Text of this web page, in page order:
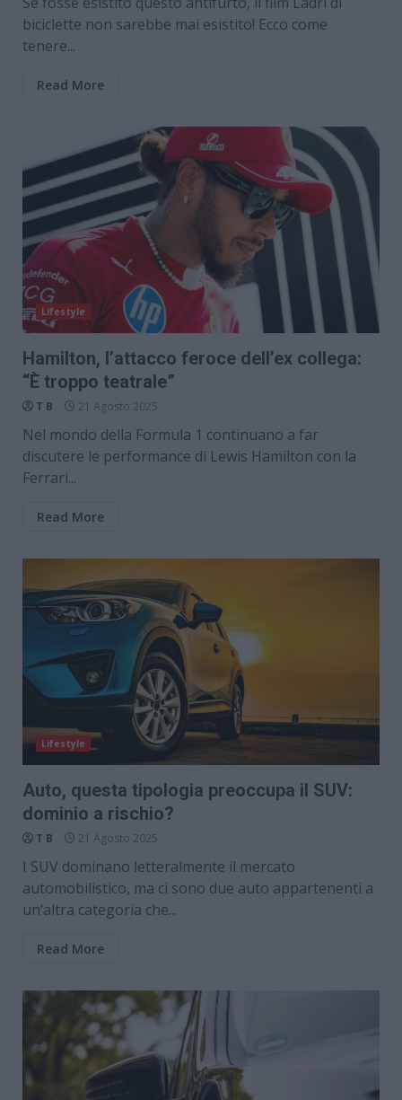
biciclette non sarebbe mai esistito! Ecco come
tenere...
Read More
Lifestyle
Hamilton, l’attacco feroce dell’ex collega:
“È troppo teatrale”
T B 21 Agosto 2025
Nel mondo della Formula 1 continuano a far
discutere le performance di Lewis Hamilton con la
Ferrari...
Read More
Lifestyle
Auto, questa tipologia preoccupa il SUV:
dominio a rischio?
T B 21 Agosto 2025
I SUV dominano letteralmente il mercato
automobilistico, ma ci sono due auto appartenenti a
un’altra categoria che...
Read More